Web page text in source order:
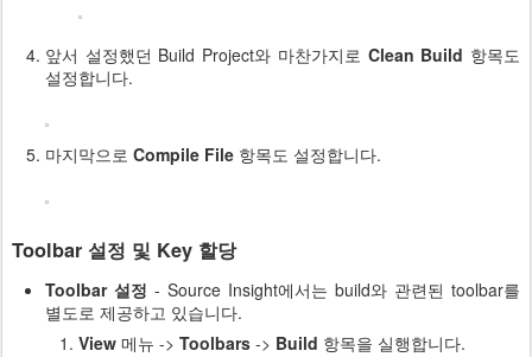
앞서 설정했던 Build Project와 마찬가지로 Clean Build 항목도
설정합니다.
마지막으로 Compile File 항목도 설정합니다.
Toolbar 설정 및 Key 할당
Toolbar 설정 - Source Insight에서는 build와 관련된 toolbar를
별도로 제공하고 있습니다.
View 메뉴 -> Toolbars -> Build 항목을 실행합니다.